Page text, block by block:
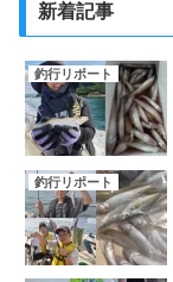
新着記事
釣行リポート
釣行リポート